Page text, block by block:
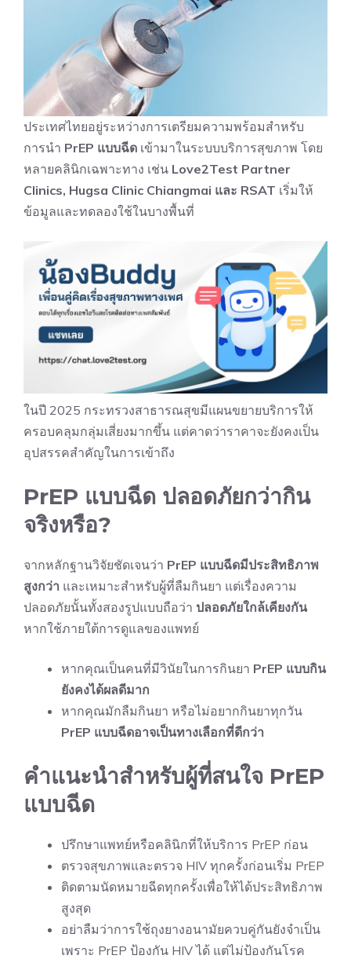
ประเทศไทยอยู่ระหว่างการเตรียมความพร้อมสำหรับ
การนำ PrEP แบบฉีด เข้ามาในระบบบริการสุขภาพ โดย
หลายคลินิกเฉพาะทาง เช่น Love2Test Partner
Clinics, Hugsa Clinic Chiangmai และ RSAT เริ่มให้
ข้อมูลและทดลองใช้ในบางพื้นที่
ในปี 2025 กระทรวงสาธารณสุขมีแผนขยายบริการให้
ครอบคลุมกลุ่มเสี่ยงมากขึ้น แต่คาดว่าราคาจะยังคงเป็น
อุปสรรคสำคัญในการเข้าถึง
PrEP แบบฉีด ปลอดภัยกว่ากิน
จริงหรือ?
จากหลักฐานวิจัยชัดเจนว่า PrEP แบบฉีดมีประสิทธิภาพ
สูงกว่า และเหมาะสำหรับผู้ที่ลืมกินยา แต่เรื่องความ
ปลอดภัยนั้นทั้งสองรูปแบบถือว่า ปลอดภัยใกล้เคียงกัน
หากใช้ภายใต้การดูแลของแพทย์
หากคุณเป็นคนที่มีวินัยในการกินยา PrEP แบบกิน
ยังคงได้ผลดีมาก
หากคุณมักลืมกินยา หรือไม่อยากกินยาทุกวัน
PrEP แบบฉีดอาจเป็นทางเลือกที่ดีกว่า
คำแนะนำสำหรับผู้ที่สนใจ PrEP
แบบฉีด
ปรึกษาแพทย์หรือคลินิกที่ให้บริการ PrEP ก่อน
ตรวจสุขภาพและตรวจ HIV ทุกครั้งก่อนเริ่ม PrEP
ติดตามนัดหมายฉีดทุกครั้งเพื่อให้ได้ประสิทธิภาพ
สูงสุด
อย่าลืมว่าการใช้ถุงยางอนามัยควบคู่กันยังจำเป็น
เพราะ PrEP ป้องกัน HIV ได้ แต่ไม่ป้องกันโรค